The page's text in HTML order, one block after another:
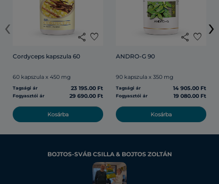
share favorite
Cordyceps kapszula 60
60 kapszula x 450 mg
Tagsági ár 23 195.00 Ft
Fogyasztói ár 29 690.00 Ft
Kosárba
share favorite
ANDRO-G 90
90 kapszula x 350 mg
Tagsági ár 14 905.00 Ft
Fogyasztói ár 19 080.00 Ft
Kosárba
‹ ›
BOJTOS-SVÁB CSILLA & BOJTOS ZOLTÁN